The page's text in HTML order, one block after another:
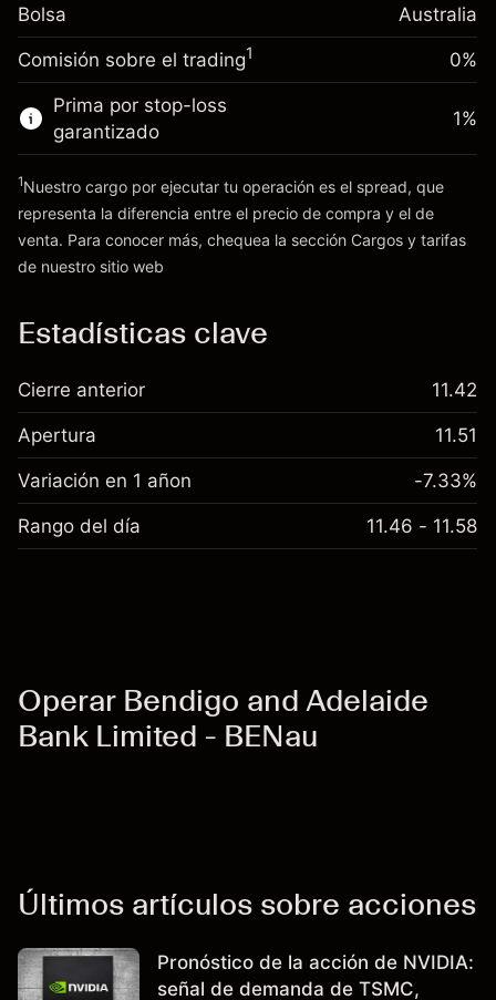
Tamaño de la operación con apalancamiento
A$20,000.00
Dinero del apalancamiento ~ $
Ir a la plataforma
Cargos por el valor total de la
posición
0.00087%
(A$0.17)
Tamaño de la operación con apalancamiento
A$20,000.00
Dinero del apalancamiento ~ $
Ir a la plataforma
Bolsa Australia
Comisión sobre el trading1 0%
Prima por stop-loss
garantizado
Cargos
1%
1Nuestro cargo por ejecutar tu operación es el spread, que
representa la diferencia entre el precio de compra y el de
venta. Para conocer más, chequea la sección Cargos y tarifas
de nuestro sitio web
Estadísticas clave
Cierre anterior 11.42
Apertura 11.51
Variación en 1 añon -7.33%
Rango del día 11.46 - 11.58
Operar Bendigo and Adelaide
Bank Limited - BENau
Últimos artículos sobre acciones
Pronóstico de la acción de NVIDIA:
señal de demanda de TSMC,